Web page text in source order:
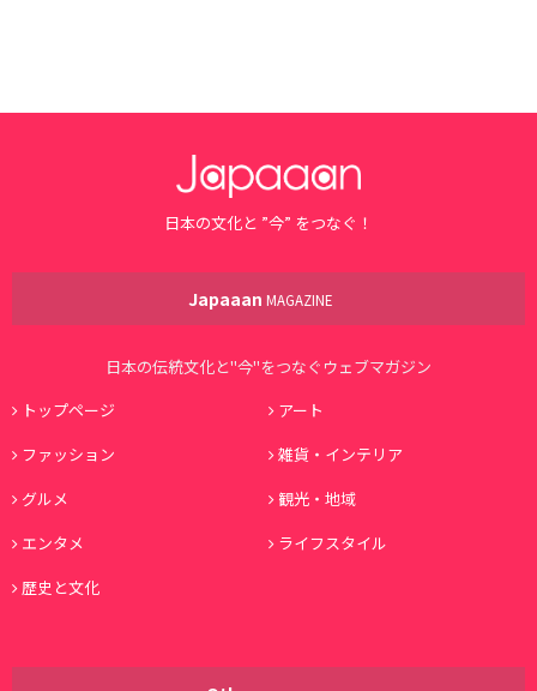
日本の文化と ”今” をつなぐ！
Japaaan MAGAZINE
日本の伝統文化と"今"をつなぐウェブマガジン
トップページ
アート
ファッション
雑貨・インテリア
グルメ
観光・地域
エンタメ
ライフスタイル
歴史と文化